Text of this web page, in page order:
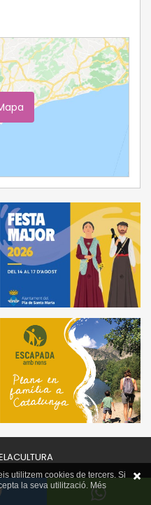
utilitzem cookies de tercers. Si
la seva utilització. Més